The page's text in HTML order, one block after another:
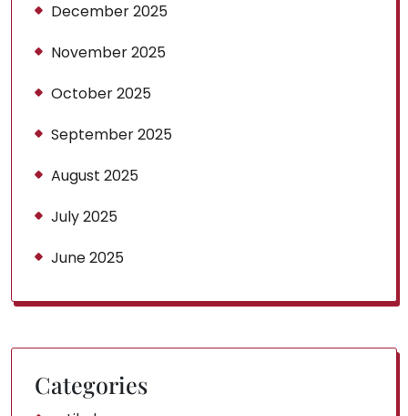
December 2025
November 2025
October 2025
September 2025
August 2025
July 2025
June 2025
Categories